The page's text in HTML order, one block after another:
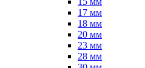
17 мм
18 мм
20 мм
23 мм
28 мм